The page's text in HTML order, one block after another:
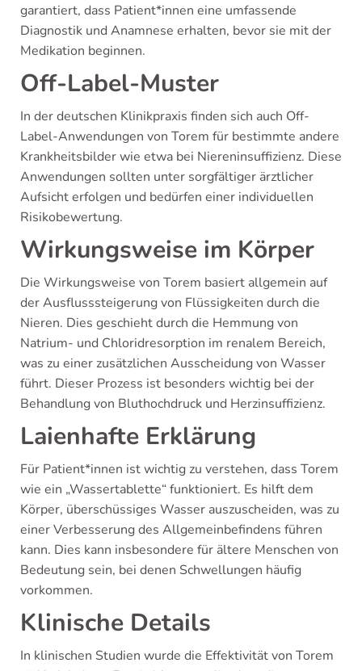
garantiert, dass Patient*innen eine umfassende
Diagnostik und Anamnese erhalten, bevor sie mit der
Medikation beginnen.
Off-Label-Muster
In der deutschen Klinikpraxis finden sich auch Off-
Label-Anwendungen von Torem für bestimmte andere
Krankheitsbilder wie etwa bei Niereninsuffizienz. Diese
Anwendungen sollten unter sorgfältiger ärztlicher
Aufsicht erfolgen und bedürfen einer individuellen
Risikobewertung.
Wirkungsweise im Körper
Die Wirkungsweise von Torem basiert allgemein auf
der Ausflusssteigerung von Flüssigkeiten durch die
Nieren. Dies geschieht durch die Hemmung von
Natrium- und Chloridresorption im renalem Bereich,
was zu einer zusätzlichen Ausscheidung von Wasser
führt. Dieser Prozess ist besonders wichtig bei der
Behandlung von Bluthochdruck und Herzinsuffizienz.
Laienhafte Erklärung
Für Patient*innen ist wichtig zu verstehen, dass Torem
wie ein „Wassertablette“ funktioniert. Es hilft dem
Körper, überschüssiges Wasser auszuscheiden, was zu
einer Verbesserung des Allgemeinbefindens führen
kann. Dies kann insbesondere für ältere Menschen von
Bedeutung sein, bei denen Schwellungen häufig
vorkommen.
Klinische Details
In klinischen Studien wurde die Effektivität von Torem